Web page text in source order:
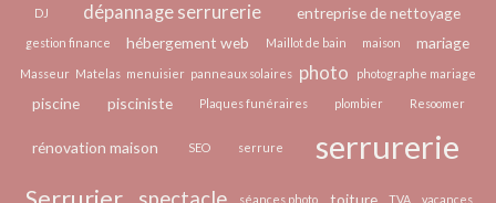
DJ dépannage serrurerie entreprise de nettoyage
gestion finance hébergement web Maillot de bain maison mariage
Masseur Matelas menuisier panneaux solaires photo photographe mariage
piscine pisciniste Plaques funéraires plombier Resoomer
rénovation maison SEO serrure serrurerie
séances photo toiture TVA vacances